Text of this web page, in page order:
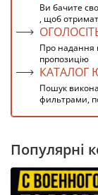
Ви бачите
, щоб
Про надання
пропозицію
КАТАЛОГ
Пошук
фильтрами,
Популярні